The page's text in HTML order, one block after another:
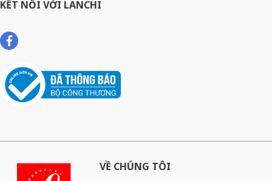
KẾT NỐI VỚI LANCHI
VỀ CHÚNG TÔI